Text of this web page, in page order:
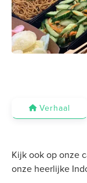
Verhaal
Kijk ook op onze
onze heerlijke